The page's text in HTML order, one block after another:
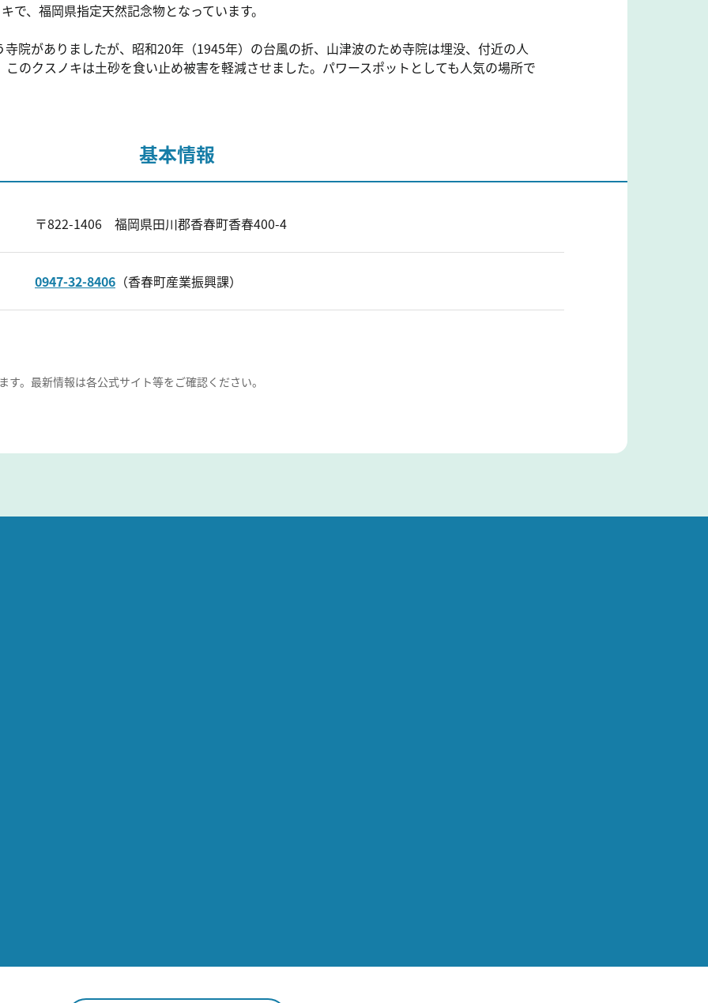
で、福岡県指定天然記念物となっています。
院がありましたが、昭和20年（1945年）の台風の折、山津波のため寺院は埋没、付近の人
のクスノキは土砂を食い止め被害を軽減させました。パワースポットとしても人気の場所で
基本情報
〒822-1406 福岡県田川郡香春町香春400-4
0947-32-8406 （香春町産業振興課）
。最新情報は各公式サイト等をご確認ください。